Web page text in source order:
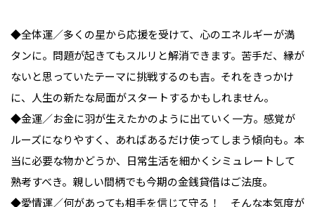
◆全体運／多くの星から応援を受けて、心のエネルギーが満
タンに。問題が起きてもスルリと解消できます。苦手だ、縁が
ないと思っていたテーマに挑戦するのも吉。それをきっかけ
に、人生の新たな局面がスタートするかもしれません。
◆金運／お金に羽が生えたかのように出ていく一方。感覚が
ルーズになりやすく、あればあるだけ使ってしまう傾向も。本
当に必要な物かどうか、日常生活を細かくシミュレートして
熟考すべき。親しい間柄でも今期の金銭貸借はご法度。
◆愛情運／何があっても相手を信じて守る！ そんな本気度が